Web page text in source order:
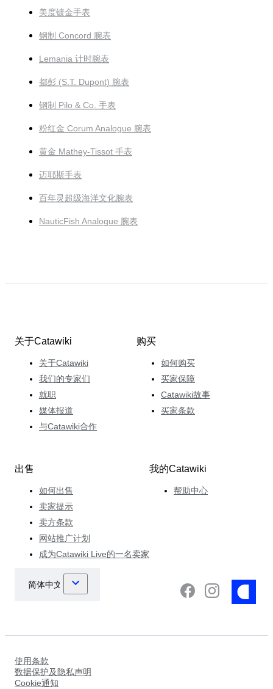
美度镀金手表
钢制 Concord 腕表
Lemania 计时腕表
都彭 (S.T. Dupont) 腕表
钢制 Pilo & Co. 手表
粉红金 Corum Analogue 腕表
黄金 Mathey-Tissot 手表
迈耶斯手表
百年灵超级海洋文化腕表
NauticFish Analogue 腕表
关于Catawiki
关于Catawiki
我们的专家们
就职
媒体报道
与Catawiki合作
购买
如何购买
买家保障
Catawiki故事
买家条款
出售
如何出售
卖家提示
卖方条款
网站推广计划
成为Catawiki Live的一名卖家
我的Catawiki
帮助中心
使用条款
数据保护及隐私声明
Cookie通知